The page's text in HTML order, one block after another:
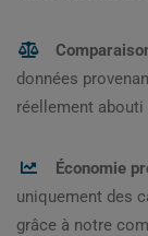
données
réellement abouti
Économie
uniquement des
grâce à notre